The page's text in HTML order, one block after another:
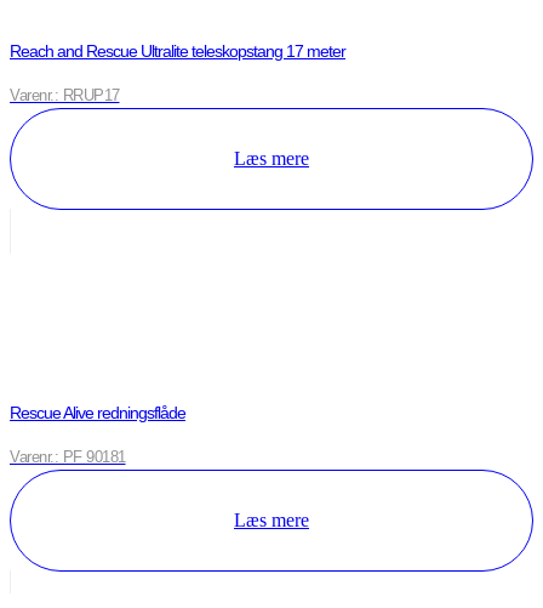
Reach and Rescue Ultralite teleskopstang 17 meter
Varenr.: RRUP17
Læs mere
Rescue Alive redningsflåde
Varenr.: PF 90181
Læs mere